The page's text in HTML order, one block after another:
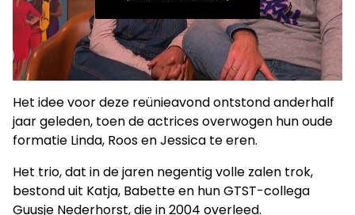
Het idee voor deze reünieavond ontstond anderhalf
jaar geleden, toen de actrices overwogen hun oude
formatie Linda, Roos en Jessica te eren.
Het trio, dat in de jaren negentig volle zalen trok,
bestond uit Katja, Babette en hun GTST-collega
Guusje Nederhorst, die in 2004 overleed.